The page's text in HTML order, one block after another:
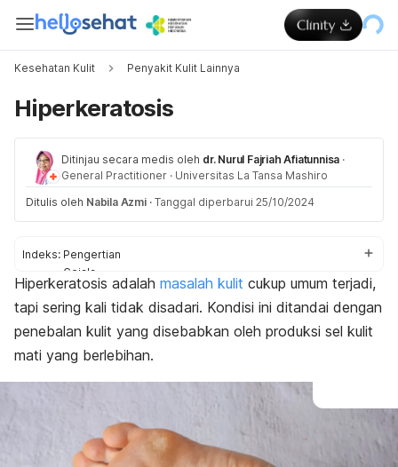
Kesehatan Kulit Penyakit Kulit Lainnya
Hiperkeratosis
Ditinjau secara medis oleh dr. Nurul Fajriah Afiatunnisa ·
General Practitioner · Universitas La Tansa Mashiro
Ditulis oleh Nabila Azmi · Tanggal diperbarui 25/10/2024
Indeks: Pengertian
Gejala
Penyebab
Diagnosis
Pengobatan
Pencegahan
Hiperkeratosis adalah masalah kulit cukup umum terjadi,
tapi sering kali tidak disadari. Kondisi ini ditandai dengan
penebalan kulit yang disebabkan oleh produksi sel kulit
mati yang berlebihan.